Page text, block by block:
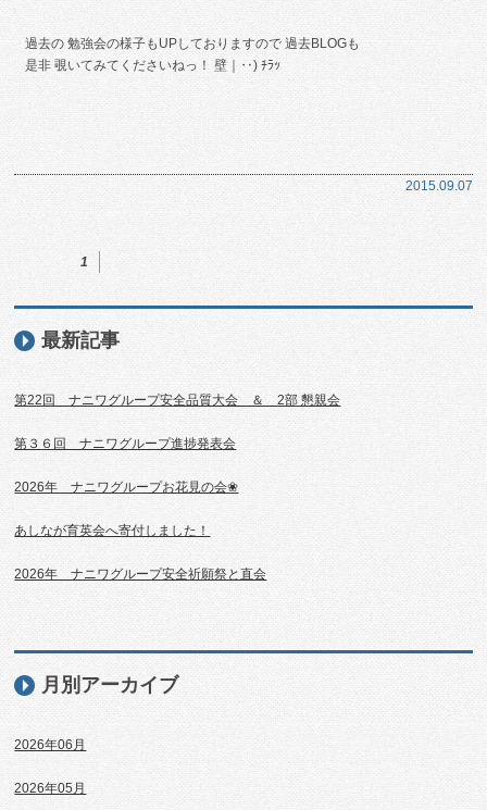
過去の 勉強会の様子もUPしておりますので 過去BLOGも
是非 覗いてみてくださいねっ！ 壁｜‥) ﾁﾗｯ
2015.09.07
1
最新記事
第22回 ナニワグループ安全品質大会 ＆ 2部 懇親会
第３６回 ナニワグループ進捗発表会
2026年 ナニワグループお花見の会❀
あしなが育英会へ寄付しました！
2026年 ナニワグループ安全祈願祭と直会
月別アーカイブ
2026年06月
2026年05月